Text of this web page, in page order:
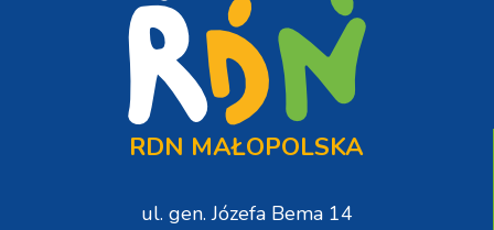
RDN MAŁOPOLSKA
ul. gen. Józefa Bema 14